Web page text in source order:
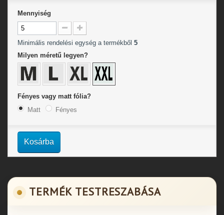
Mennyiség
Minimális rendelési egység a termékből 5
Milyen méretű legyen?
Fényes vagy matt fólia?
Matt
Fényes
Kosárba
TERMÉK TESTRESZABÁSA